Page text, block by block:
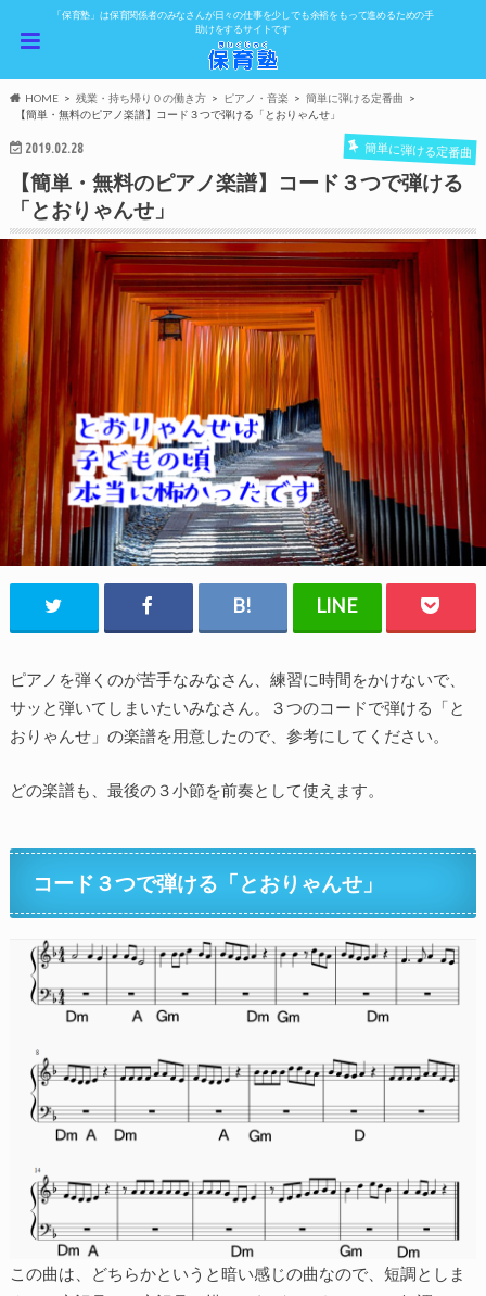
「保育塾」は保育関係者のみなさんが日々の仕事を少しでも余裕をもって進めるための手
助けをするサイトです
HOME 残業・持ち帰り０の働き方 ピアノ・音楽
簡単に弾ける定番曲
【簡単・無料のピアノ楽譜】コード３つで弾ける「とおりゃんせ」
2019.02.28 簡単に弾ける定番曲
【簡単・無料のピアノ楽譜】コード３つで弾ける
「とおりゃんせ」
ピアノを弾くのが苦手なみなさん、練習に時間をかけないで、
サッと弾いてしまいたいみなさん。３つのコードで弾ける「と
おりゃんせ」の楽譜を用意したので、参考にしてください。
どの楽譜も、最後の３小節を前奏として使えます。
コード３つで弾ける「とおりゃんせ」
この曲は、どちらかというと暗い感じの曲なので、短調としま